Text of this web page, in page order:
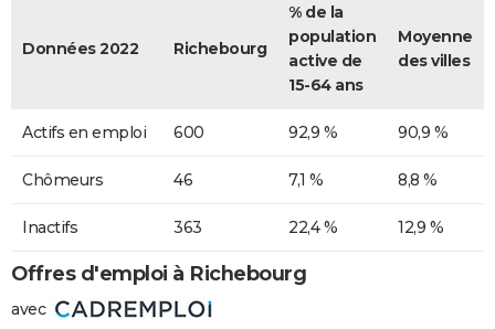
Données 2022 Richebourg
% de la
population
active de
15-64 ans
Moyenne
des villes
Actifs en emploi 600 92,9 % 90,9 %
Chômeurs 46 7,1 % 8,8 %
Inactifs 363 22,4 % 12,9 %
Offres d'emploi à Richebourg
avec